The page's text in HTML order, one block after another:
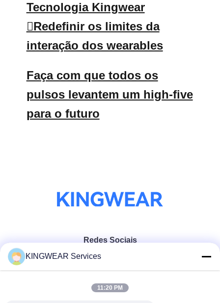
Tecnologia Kingwear
Redefinir os limites da
interação dos wearables
Faça com que todos os
pulsos levantem um high-five
para o futuro
Redes Sociais
Contato rápido
KINGWEAR Services
11:20 PM